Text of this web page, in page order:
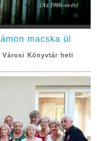
macska ül
Városi Könyvtár heti